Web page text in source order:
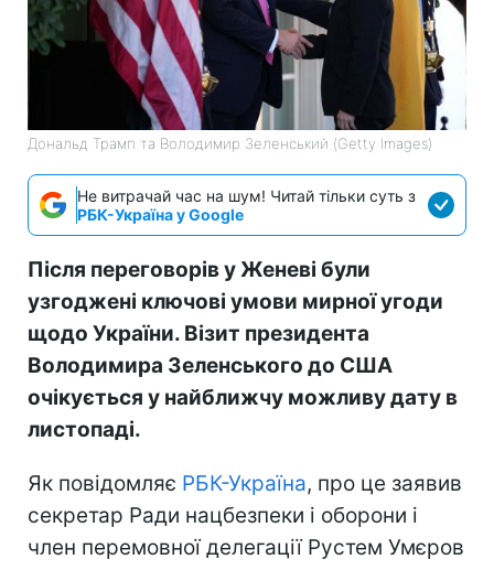
Дональд Трамп та Володимир Зеленський (Getty Images)
Не витрачай час на шум! Читай тільки суть з
РБК-Україна у Google
Після переговорів у Женеві були
узгоджені ключові умови мирної угоди
щодо України. Візит президента
Володимира Зеленського до США
очікується у найближчу можливу дату в
листопаді.
Як повідомляє РБК-Україна, про це заявив
секретар Ради нацбезпеки і оборони і
член перемовної делегації Рустем Умєров